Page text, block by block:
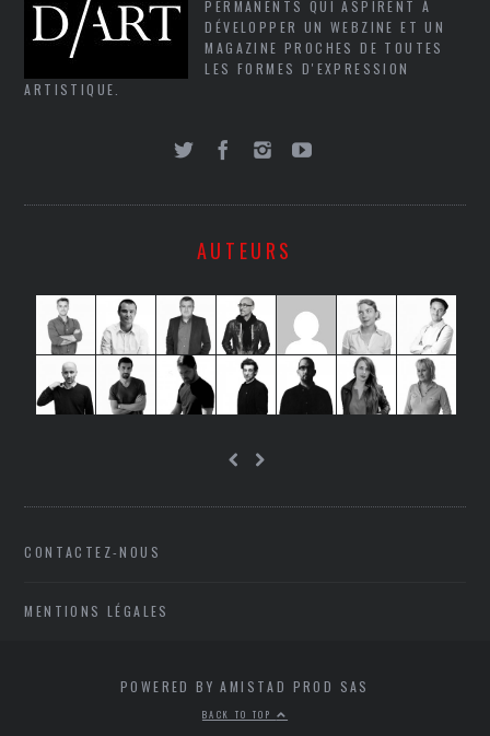
PERMANENTS QUI ASPIRENT À
DÉVELOPPER UN WEBZINE ET UN
MAGAZINE PROCHES DE TOUTES
LES FORMES D'EXPRESSION
ARTISTIQUE.
AUTEURS
CONTACTEZ-NOUS
MENTIONS LÉGALES
POWERED BY AMISTAD PROD SAS
BACK TO TOP